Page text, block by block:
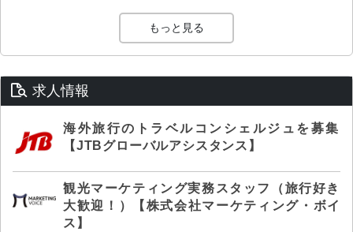
もっと見る
求人情報
海外旅行のトラベルコンシェルジュを募集
【JTBグローバルアシスタンス】
観光マーケティング実務スタッフ（旅行好き
大歓迎！）【株式会社マーケティング・ボイ
ス】